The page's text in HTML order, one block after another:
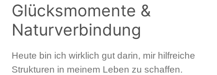
Glücksmomente &
Naturverbindung
Heute bin ich wirklich gut darin, mir hilfreiche
Strukturen in meinem Leben zu schaffen.